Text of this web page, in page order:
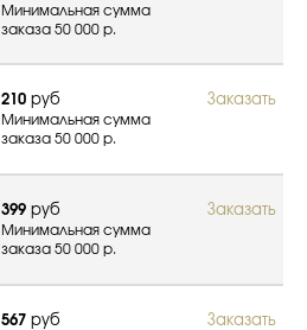
Минимальная сумма
заказа 50 000 р.
210 руб
Минимальная сумма
заказа 50 000 р.
Заказать
399 руб
Минимальная сумма
заказа 50 000 р.
Заказать
567 руб Заказать